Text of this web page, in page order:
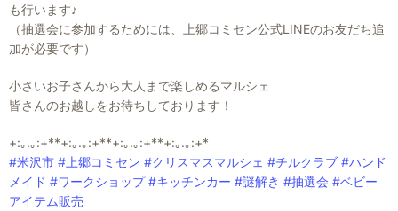
も行います♪
（抽選会に参加するためには、上郷コミセン公式LINEのお友だち追
加が必要です）
小さいお子さんから大人まで楽しめるマルシェ
皆さんのお越しをお待ちしております！
+:｡.｡:+**+:｡.｡:+**+:｡.｡:+**+:｡.｡:+*
#米沢市 #上郷コミセン #クリスマスマルシェ #チルクラブ #ハンド
メイド #ワークショップ #キッチンカー #謎解き #抽選会 #ベビー
アイテム販売